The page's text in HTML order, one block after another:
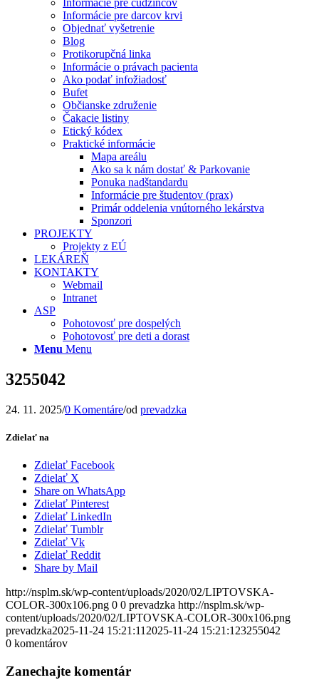
Informácie pre cudzincov
Informácie pre darcov krvi
Objednať vyšetrenie
Blog
Protikorupčná linka
Informácie o právach pacienta
Ako podať infožiadosť
Bufet
Občianske združenie
Čakacie listiny
Etický kódex
Praktické informácie
Mapa areálu
Ako sa k nám dostať & Parkovanie
Ponuka nadštandardu
Informácie pre študentov (prax)
Primár oddelenia vnútorného lekárstva
Sponzori
PROJEKTY
Projekty z EÚ
LEKÁREŇ
KONTAKTY
Webmail
Intranet
ASP
Pohotovosť pre dospelých
Pohotovosť pre deti a dorast
Menu Menu
3255042
24. 11. 2025/0 Komentáre/od prevadzka
Zdielať na
Zdielať Facebook
Zdielať X
Share on WhatsApp
Zdielať Pinterest
Zdielať LinkedIn
Zdielať Tumblr
Zdielať Vk
Zdielať Reddit
Share by Mail
http://nsplm.sk/wp-content/uploads/2020/02/LIPTOVSKA-
COLOR-300x106.png 0 0 prevadzka http://nsplm.sk/wp-
content/uploads/2020/02/LIPTOVSKA-COLOR-300x106.png
prevadzka2025-11-24 15:21:11 2025-11-24 15:21:123255042
0 komentárov
Zanechajte komentár